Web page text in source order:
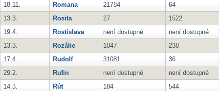
18.11.
Romana 21784
64
13.3.
Rosita 27
1522
19.4.
Rostislava není dostupné
není dostupné
13.3.
Rozálie 1047
238
17.4.
Rudolf 31081
36
29.2.
Rufin není dostupné
není dostupné
14.3.
Rút 184
544